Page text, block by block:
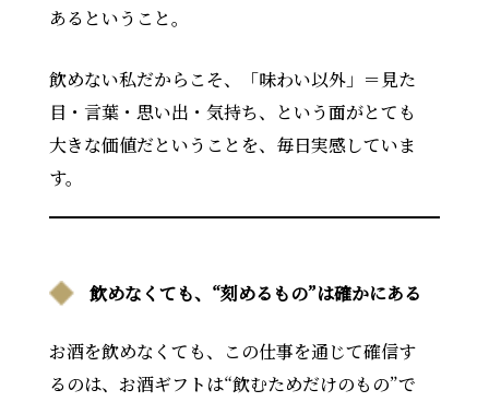
あるということ。
飲めない私だからこそ、「味わい以外」＝見た
目・言葉・思い出・気持ち、という面がとても
大きな価値だということを、毎日実感していま
す。
飲めなくても、“刻めるもの”は確かにある
お酒を飲めなくても、この仕事を通じて確信す
るのは、お酒ギフトは“飲むためだけのもの”で